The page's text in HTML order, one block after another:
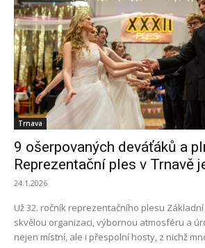
Trnava
9 ošerpovaných deváťáků a
Reprezentační ples v Trnavě
24.1.2026
Už 32. ročník reprezentačního plesu
skvělou organizaci, výbornou atmosféru a
nejen místní, ale i přespolní hosty, z nichž